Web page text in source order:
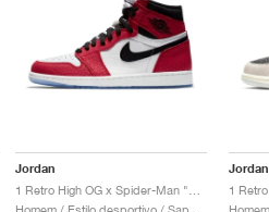
Jordan Jordan